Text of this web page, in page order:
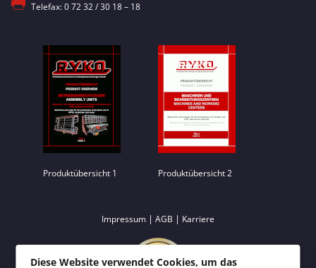
Telefax: 0 72 32 / 30 18 – 18
Produktübersicht 1 Produktübersicht 2
Impressum | AGB | Karriere
Diese Website verwendet Cookies, um das